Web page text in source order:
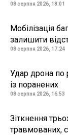
08 серпня 2026, 18:01
Мобілізація
залишити
08 серпня 2026, 17:24
Удар дрона по
із поранених
08 серпня 2026, 16:53
Зіткнення
травмованих,